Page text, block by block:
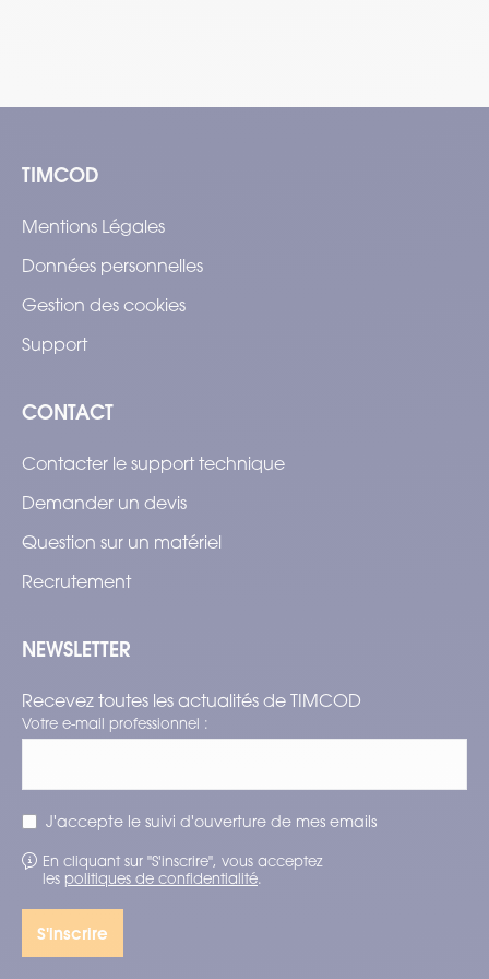
TIMCOD
Mentions Légales
Données personnelles
Gestion des cookies
Support
CONTACT
Contacter le support technique
Demander un devis
Question sur un matériel
Recrutement
NEWSLETTER
Recevez toutes les actualités de TIMCOD
Votre e-mail professionnel :
J'accepte le suivi d'ouverture de mes emails
En cliquant sur "S'inscrire", vous acceptez
les politiques de confidentialité.